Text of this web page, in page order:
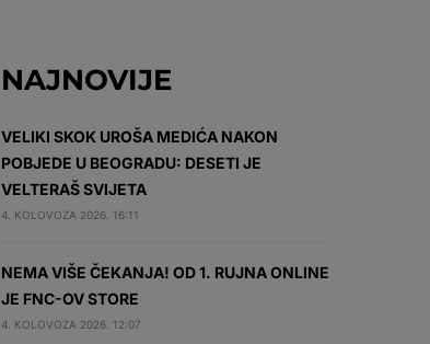
NAJNOVIJE
VELIKI SKOK UROŠA MEDIĆA NAKON
POBJEDE U BEOGRADU: DESETI JE
VELTERAŠ SVIJETA
4. KOLOVOZA 2026. 16:11
NEMA VIŠE ČEKANJA! OD 1. RUJNA ONLINE
JE FNC-OV STORE
4. KOLOVOZA 2026. 12:07